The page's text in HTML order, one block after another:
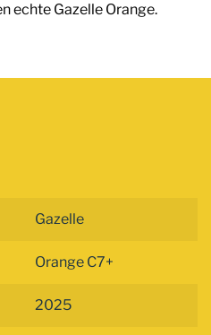
echte Gazelle Orange.
Gazelle
Orange C7+
2025